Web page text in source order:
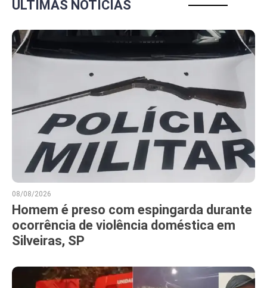
ÚLTIMAS NOTÍCIAS
08/08/2026
Homem é preso com espingarda durante
ocorrência de violência doméstica em
Silveiras, SP